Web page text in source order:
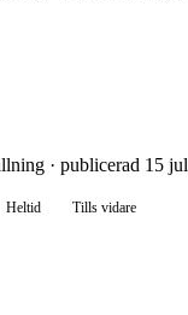
· publicerad 15 jul
Heltid Tills vidare